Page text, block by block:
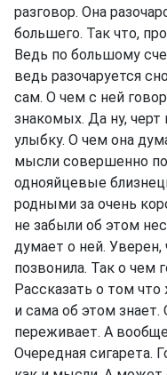
разговор. Она
большего. Так что,
Ведь по большому
ведь разочаруется
сам. О чем с ней
знакомых. Да ну, черт
улыбку. О чем она
мысли совершенно
однояйцевые
родными за очень
не забыли об этом
думает о ней. Уверен,
позвонила. Так о чем
Рассказать о том что
и сама об этом знает.
переживает. А
Очередная сигарета.